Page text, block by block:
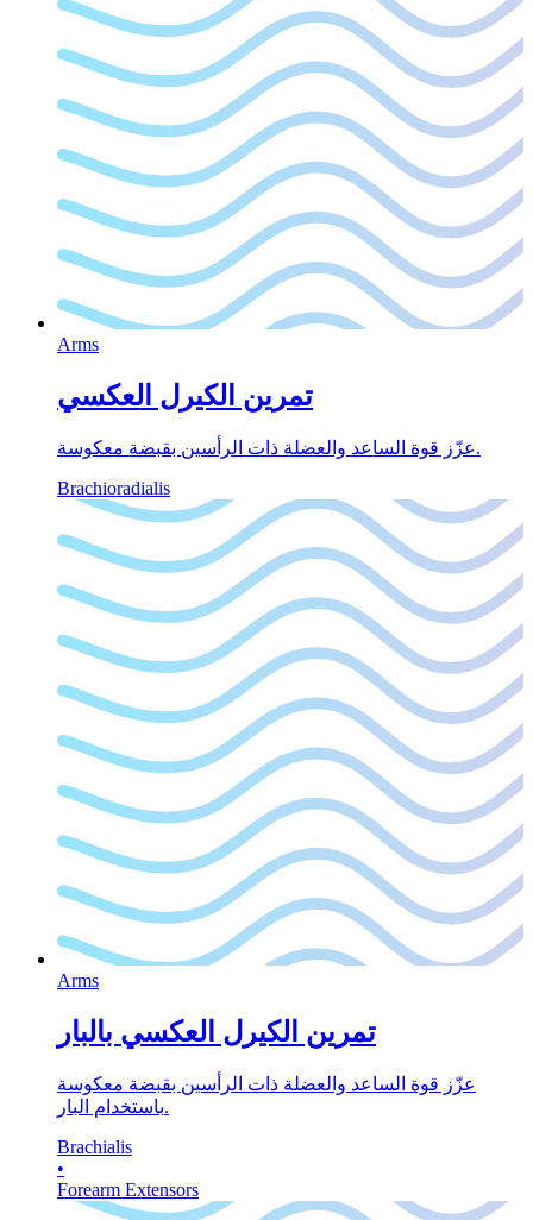
Arms
تمرين الكيرل العكسي
عزّز قوة الساعد والعضلة ذات الرأسين بقبضة معكوسة.
Brachioradialis
Arms
تمرين الكيرل العكسي بالبار
عزّز قوة الساعد والعضلة ذات الرأسين بقبضة معكوسة
باستخدام البار.
Brachialis
•
Forearm Extensors